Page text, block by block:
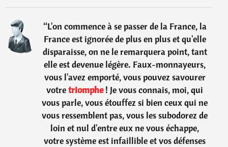
“L'on commence à se passer de la France, la
France est ignorée de plus en plus et qu'elle
disparaisse, on ne le remarquera point, tant
elle est devenue légère. Faux-monnayeurs,
vous l'avez emporté, vous pouvez savourer
votretriomphe! Je vous connais, moi, qui
vous parle, vous étouffez si bien ceux qui ne
vous ressemblent pas, vous les subodorez de
loin et nul d'entre eux ne vous échappe,
votre système est infaillible et vos défenses